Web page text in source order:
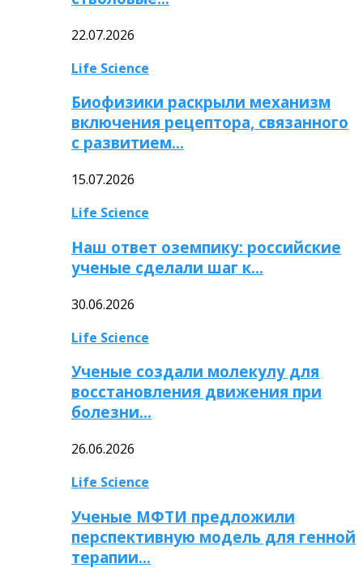
22.07.2026
Life Science
Биофизики раскрыли механизм
включения рецептора, связанного
с развитием…
15.07.2026
Life Science
Наш ответ оземпику: российские
ученые сделали шаг к…
30.06.2026
Life Science
Ученые создали молекулу для
восстановления движения при
болезни…
26.06.2026
Life Science
Ученые МФТИ предложили
перспективную модель для генной
терапии…